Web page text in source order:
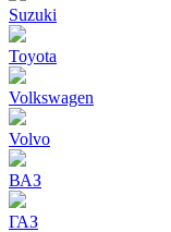
Suzuki
Toyota
Volkswagen
Volvo
ВАЗ
ГАЗ